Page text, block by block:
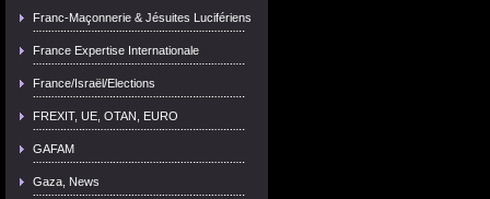
Franc-Maçonnerie & Jésuites Lucifériens
France Expertise Internationale
France/Israël/Elections
FREXIT, UE, OTAN, EURO
GAFAM
Gaza, News